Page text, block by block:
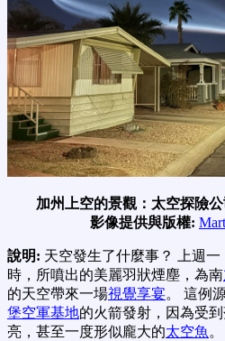
加州上空的景觀：太空探險
影像提供與版權:
說明: 天空發生了什麼事？ 上週一
時，所噴出的美麗羽狀煙塵，為南
的天空帶來一場視覺享宴。 這例
堡空軍基地的火箭發射，因為受
亮，甚至一度形似龐大的太空魚